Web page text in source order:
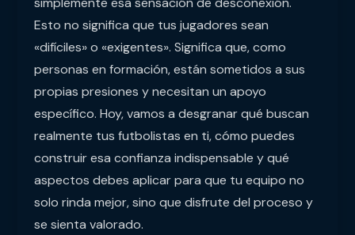
Esto no significa que tus jugadores sean
«difíciles» o «exigentes». Significa que, como
personas en formación, están sometidos a sus
propias presiones y necesitan un apoyo
específico. Hoy, vamos a desgranar qué buscan
realmente tus futbolistas en ti, cómo puedes
construir esa confianza indispensable y qué
aspectos debes aplicar para que tu equipo no
solo rinda mejor, sino que disfrute del proceso y
se sienta valorado.